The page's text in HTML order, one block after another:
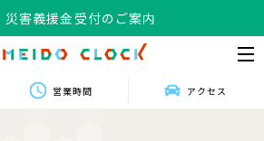
災害義援金受付のご案内
営業時間 アクセス